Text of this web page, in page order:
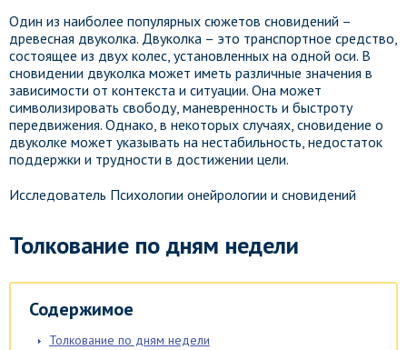
Один из наиболее популярных сюжетов сновидений –
древесная двуколка. Двуколка – это транспортное средство,
состоящее из двух колес, установленных на одной оси. В
сновидении двуколка может иметь различные значения в
зависимости от контекста и ситуации. Она может
символизировать свободу, маневренность и быстроту
передвижения. Однако, в некоторых случаях, сновидение о
двуколке может указывать на нестабильность, недостаток
поддержки и трудности в достижении цели.
Исследователь Психологии онейрологии и сновидений
Толкование по дням недели
Содержимое
Толкование по дням недели